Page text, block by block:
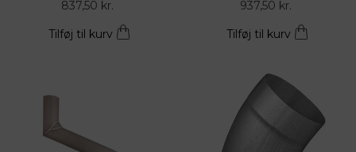
837,50 kr.
Tilføj til kurv
937,50 kr.
Tilføj til kurv